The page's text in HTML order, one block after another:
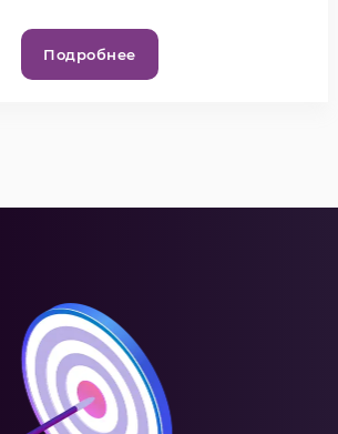
Подробнее